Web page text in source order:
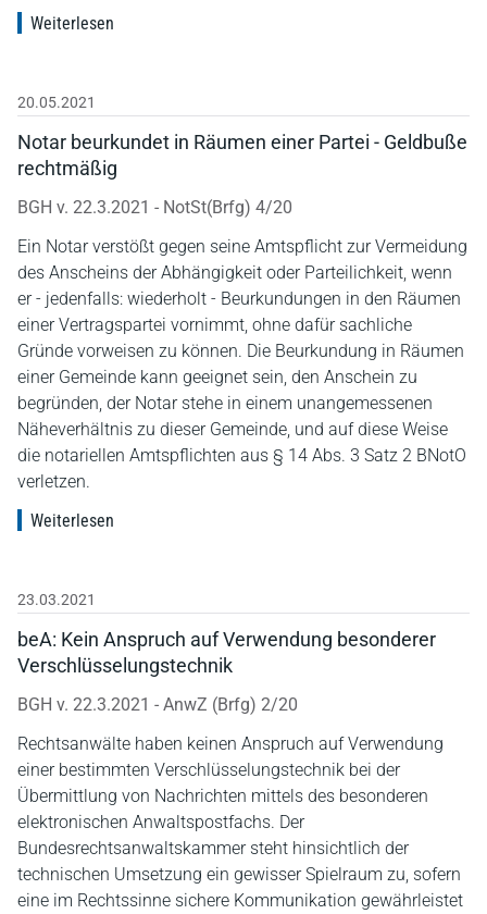
Weiterlesen
20.05.2021
Notar beurkundet in Räumen einer Partei - Geldbuße
rechtmäßig
BGH v. 22.3.2021 - NotSt(Brfg) 4/20
Ein Notar verstößt gegen seine Amtspflicht zur Vermeidung
des Anscheins der Abhängigkeit oder Parteilichkeit, wenn
er - jedenfalls: wiederholt - Beurkundungen in den Räumen
einer Vertragspartei vornimmt, ohne dafür sachliche
Gründe vorweisen zu können. Die Beurkundung in Räumen
einer Gemeinde kann geeignet sein, den Anschein zu
begründen, der Notar stehe in einem unangemessenen
Näheverhältnis zu dieser Gemeinde, und auf diese Weise
die notariellen Amtspflichten aus § 14 Abs. 3 Satz 2 BNotO
verletzen.
Weiterlesen
23.03.2021
beA: Kein Anspruch auf Verwendung besonderer
Verschlüsselungstechnik
BGH v. 22.3.2021 - AnwZ (Brfg) 2/20
Rechtsanwälte haben keinen Anspruch auf Verwendung
einer bestimmten Verschlüsselungstechnik bei der
Übermittlung von Nachrichten mittels des besonderen
elektronischen Anwaltspostfachs. Der
Bundesrechtsanwaltskammer steht hinsichtlich der
technischen Umsetzung ein gewisser Spielraum zu, sofern
eine im Rechtssinne sichere Kommunikation gewährleistet